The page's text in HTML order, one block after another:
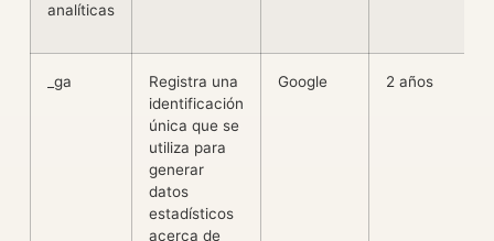
analíticas
_ga
Registra una
identificación
única que se
utiliza para
generar
datos
estadísticos
acerca de
Google 2 años